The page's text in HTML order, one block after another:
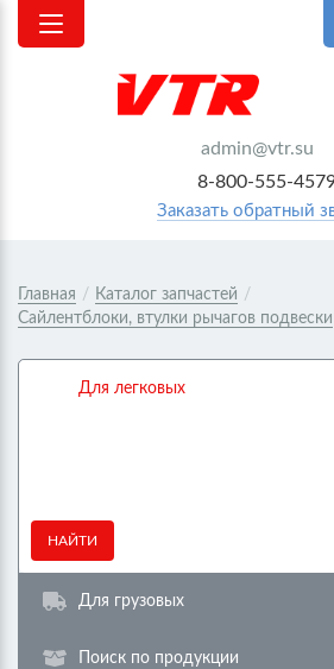
admin@vtr.su
8-800-555-
Заказать обратный
Главная / Каталог запчастей /
Сайлентблоки, втулки рычагов подвески
Для легковых
НАЙТИ
Для грузовых
Поиск по продукции